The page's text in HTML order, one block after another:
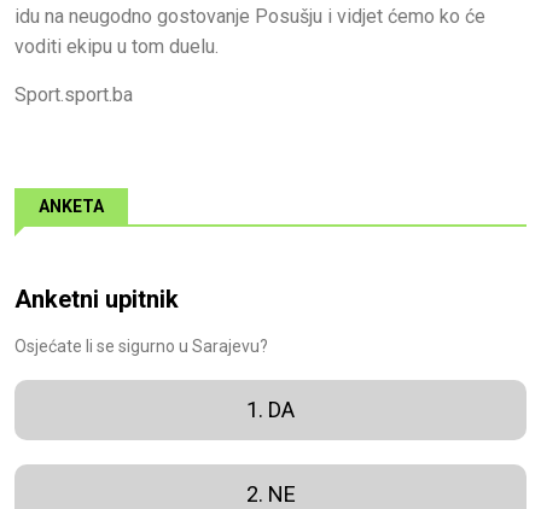
idu na neugodno gostovanje Posušju i vidjet ćemo ko će
voditi ekipu u tom duelu.
Sport.sport.ba
ANKETA
Anketni upitnik
Osjećate li se sigurno u Sarajevu?
1. DA
2. NE